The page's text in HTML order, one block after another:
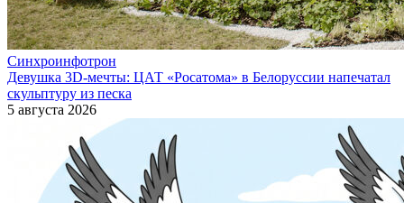
Синхроинфотрон
Девушка 3D-мечты: ЦАТ «Росатома» в Белоруссии напечатал
скульптуру из песка
5 августа 2026